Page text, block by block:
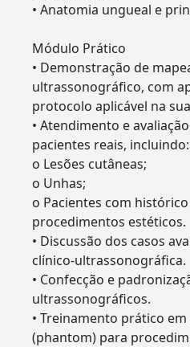
• Anatomia ungueal e
Módulo Prático
• Demonstração de
ultrassonográfico, com
protocolo aplicável na
• Atendimento e
pacientes reais, incluindo:
o Lesões cutâneas;
o Unhas;
o Pacientes com
procedimentos estéticos.
• Discussão dos casos
clínico-ultrassonográfica.
• Confecção e
ultrassonográficos.
• Treinamento prático
(phantom) para